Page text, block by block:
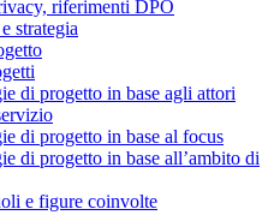
riferimenti DPO
strategia
di progetto in base agli attori
di progetto in base al focus
di progetto in base all’ambito di
e figure coinvolte